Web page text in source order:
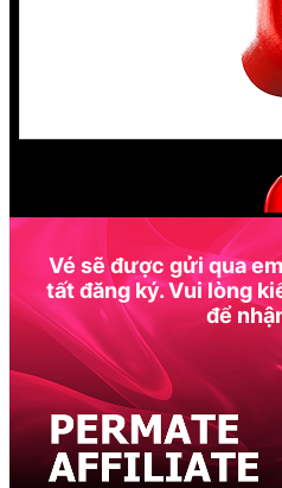
Vé sẽ được gửi qua
tất đăng ký. Vui lòng
để